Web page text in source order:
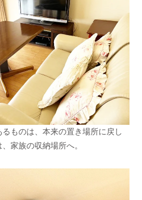
るものは、本来の置き場所に戻し
家族の収納場所へ。